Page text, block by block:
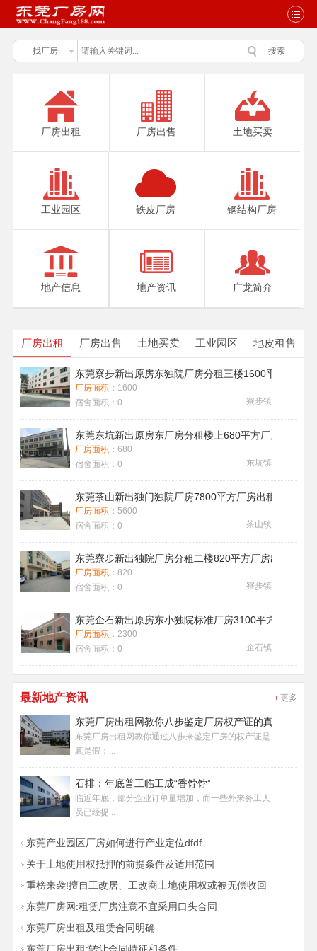
厂房出租 厂房出售 土地买卖
工业园区 铁皮厂房 钢结构厂房
地产信息 地产资讯 广龙简介
厂房出租 厂房出售 土地买卖 工业园区 地皮租售
东莞寮步新出原房东独院厂房分租三楼1600平方带地
厂房面积： 1600
宿舍面积： 0 寮步镇
东莞东坑新出原房东厂房分租楼上680平方厂房出租现
厂房面积： 680
宿舍面积： 0 东坑镇
东莞茶山新出独门独院厂房7800平方厂房出租带喷淋
厂房面积： 5600
宿舍面积： 0 茶山镇
东莞寮步新出独院厂房分租二楼820平方厂房出租
厂房面积： 820
宿舍面积： 0 寮步镇
东莞企石新出原房东小独院标准厂房3100平方厂房出租
厂房面积： 2300
宿舍面积： 0 企石镇
最新地产资讯 更多
东莞厂房出租网教你八步鉴定厂房权产证的真假
东莞厂房出租网教你通过八步来鉴定厂房的权产证是
真是假：...
石排：年底普工临工成“香饽饽”
临近年底，部分企业订单量增加，而一些外来务工人
员已经提...
东莞产业园区厂房如何进行产业定位dfdf
关于土地使用权抵押的前提条件及适用范围
重榜来袭!擅自工改居、工改商土地使用权或被无偿收回
东莞厂房网:租赁厂房注意不宜采用口头合同
东莞厂房出租及租赁合同明确